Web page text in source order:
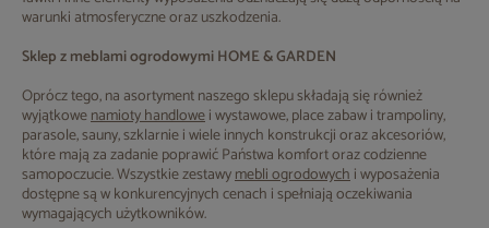
warunki atmosferyczne oraz uszkodzenia.
Sklep z meblami ogrodowymi HOME & GARDEN
Oprócz tego, na asortyment naszego sklepu składają się również
wyjątkowenamioty handlowei wystawowe, place zabaw i trampoliny,
parasole, sauny, szklarnie i wiele innych konstrukcji oraz akcesoriów,
które mają za zadanie poprawić Państwa komfort oraz codzienne
samopoczucie. Wszystkie zestawymebli ogrodowychi wyposażenia
dostępne są w konkurencyjnych cenach i spełniają oczekiwania
wymagających użytkowników.